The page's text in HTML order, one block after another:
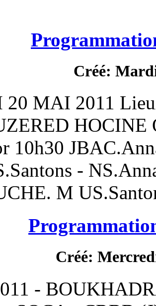
20
Senior
12h30
DIDOUCHE.
17 MAI 2011 -